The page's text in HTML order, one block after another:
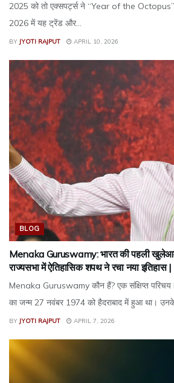
2025 को तो एक्सपर्ट्स ने “Year of the Octopus”
2026 में यह ट्रेंड और...
BY JYOTI RAJPUT APRIL 10, 2026
BLOG
Menaka Guruswamy: भारत की पहली
राज्यसभा में ऐतिहासिक शपथ ने रचा नया इतिहास |
Menaka Guruswamy कौन हैं? एक संक्षिप्त
का जन्म 27 नवंबर 1974 को हैदराबाद में हुआ था।
BY JYOTI RAJPUT APRIL 7, 2026